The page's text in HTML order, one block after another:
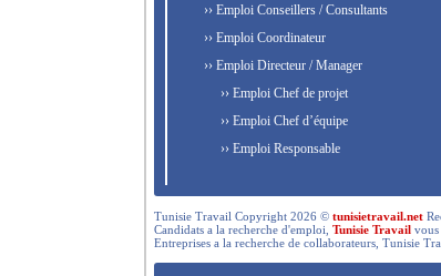
›› Emploi Conseillers / Consultants
›› Emploi Coordinateur
›› Emploi Directeur / Manager
›› Emploi Chef de projet
›› Emploi Chef d’équipe
›› Emploi Responsable
Tunisie Travail Copyright 2026 © tunisietravail.net
Candidats a la recherche d'emploi, Tunisie Travail vous
Entreprises a la recherche de collaborateurs, Tunisie